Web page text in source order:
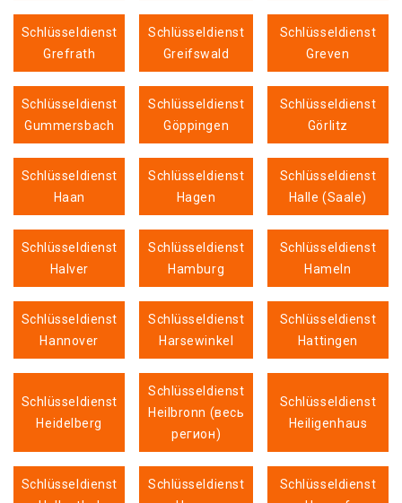
Schlüsseldienst
Grefrath
Schlüsseldienst
Greifswald
Schlüsseldienst
Greven
Schlüsseldienst
Gummersbach
Schlüsseldienst
Göppingen
Schlüsseldienst
Görlitz
Schlüsseldienst
Haan
Schlüsseldienst
Hagen
Schlüsseldienst
Halle (Saale)
Schlüsseldienst
Halver
Schlüsseldienst
Hamburg
Schlüsseldienst
Hameln
Schlüsseldienst
Hannover
Schlüsseldienst
Harsewinkel
Schlüsseldienst
Hattingen
Schlüsseldienst
Heidelberg
Schlüsseldienst
Heilbronn (весь
регион)
Schlüsseldienst
Heiligenhaus
Schlüsseldienst
Schlüsseldienst
Schlüsseldienst